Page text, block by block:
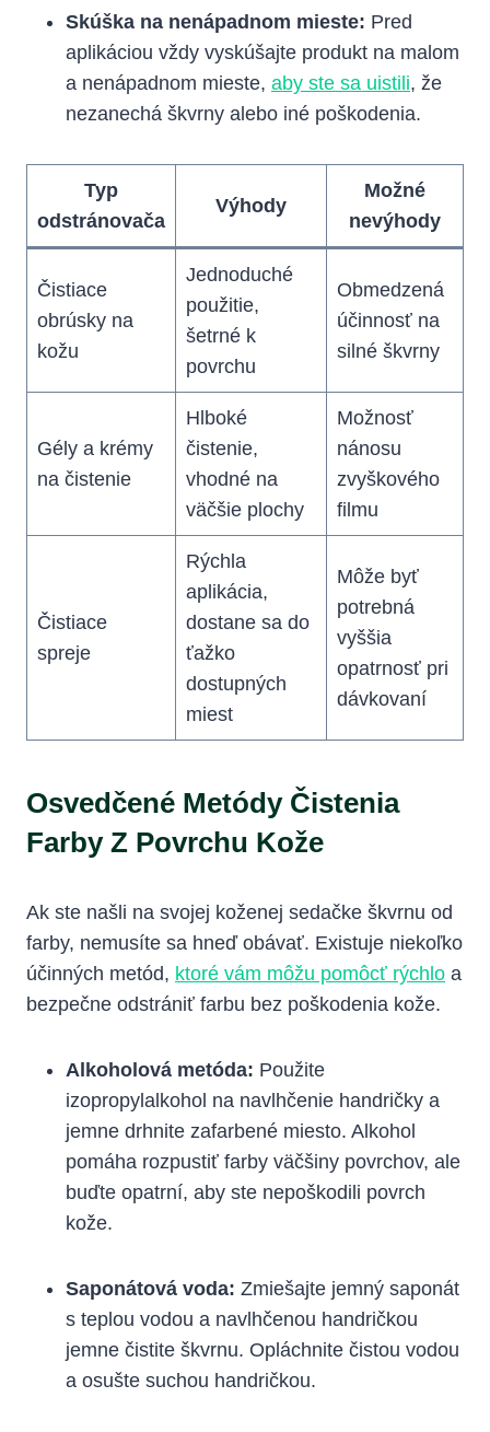
Skúška na nenápadnom mieste: Pred
aplikáciou vždy vyskúšajte produkt na malom
a nenápadnom mieste, aby ste sa uistili, že
nezanechá škvrny alebo iné poškodenia.
Typ
odstránovača
Výhody
Možné
nevýhody
Čistiace
obrúsky na
kožu
Jednoduché
použitie,
šetrné k
povrchu
Obmedzená
účinnosť na
silné škvrny
Gély a krémy
na čistenie
Hlboké
čistenie,
vhodné na
väčšie plochy
Možnosť
nánosu
zvyškového
filmu
Čistiace
spreje
Rýchla
aplikácia,
dostane sa do
ťažko
dostupných
miest
Môže byť
potrebná
vyššia
opatrnosť pri
dávkovaní
Osvedčené Metódy Čistenia
Farby Z Povrchu Kože
Ak ste našli na svojej koženej sedačke škvrnu od
farby, nemusíte sa hneď obávať. Existuje niekoľko
účinných metód, ktoré vám môžu pomôcť rýchlo a
bezpečne odstrániť farbu bez poškodenia kože.
Alkoholová metóda: Použite
izopropylalkohol na navlhčenie handričky a
jemne drhnite zafarbené miesto. Alkohol
pomáha rozpustiť farby väčšiny povrchov, ale
buďte opatrní, aby ste nepoškodili povrch
kože.
Saponátová voda: Zmiešajte jemný saponát
s teplou vodou a navlhčenou handričkou
jemne čistite škvrnu. Opláchnite čistou vodou
a osušte suchou handričkou.